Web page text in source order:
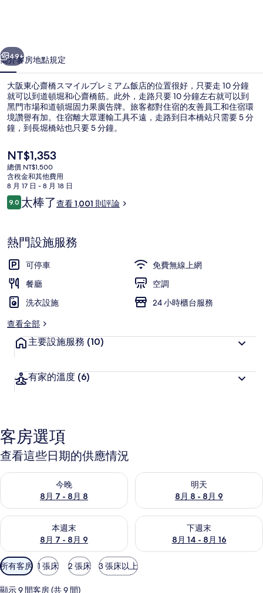
マ
イ
ル
プ
レ
ミ
ア
ム
飯
的
相
片
集
個 下一個
49+
簡介客房地點規定
大阪東心齋橋スマイルプレミアム飯店的位置很好，只要走 10 分鐘
就可以到道頓堀和心齋橋筋。此外，走路只要 10 分鐘左右就可以到
黑門市場和道頓堀固力果廣告牌。旅客都對住宿的友善員工和住宿環
境讚譽有加。住宿離大眾運輸工具不遠，走路到日本橋站只需要 5 分
鐘，到長堀橋站也只要 5 分鐘。
目
前
的
價
格
是
NT$1,353
總價 NT$1,500
含稅金和其他費用
8 月 17 日 - 8 月 18 日
評
論
9.09.0 分，滿分 10 分，
太棒了查看 1,001 則評論
熱門設施服務
可停車
免費無線上網
餐廳
空調
洗衣設施
24 小時櫃台服務
查看全部
主要設施服務 (10)
有家的溫度 (6)
客房選項
查看這些日期的供應情況
今晚
8月 7 - 8月 8
查看今晚 (8月 7 - 8月 8) 的供應情況
明天
8月 8 - 8月 9
查看明天 (8月 8 - 8月 9) 的供
本週末
8月 7 - 8月 9
查看本週末 (8月 7 - 8月 9) 的供應情況
下週末
8月 14 - 8月 16
查看下週末 (8月 14 - 8月 16)
可
用
的
所有客房 1 張床 2 張床 3 張床以上
顯示 9 間客房 (共 9 間)